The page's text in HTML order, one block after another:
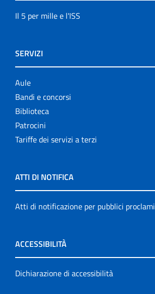
Il 5 per mille e l'ISS
SERVIZI
Aule
Bandi e concorsi
Biblioteca
Patrocini
Tariffe dei servizi a terzi
ATTI DI NOTIFICA
Atti di notificazione per pubblici proclami
ACCESSIBILITÀ
Dichiarazione di accessibilità